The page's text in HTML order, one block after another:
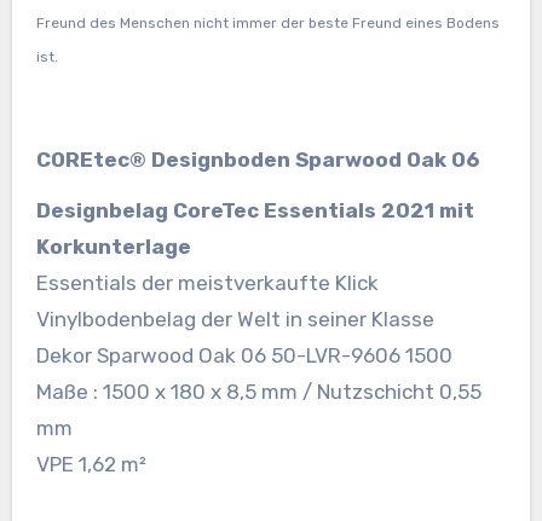
Freund des Menschen nicht immer der beste Freund eines Bodens
ist.
COREtec® Designboden Sparwood Oak 06
Designbelag CoreTec Essentials 2021 mit
Korkunterlage
Essentials der meistverkaufte Klick
Vinylbodenbelag der Welt in seiner Klasse
Dekor Sparwood Oak 06 50-LVR-9606 1500
Maße : 1500 x 180 x 8,5 mm / Nutzschicht 0,55
mm
VPE 1,62 m²